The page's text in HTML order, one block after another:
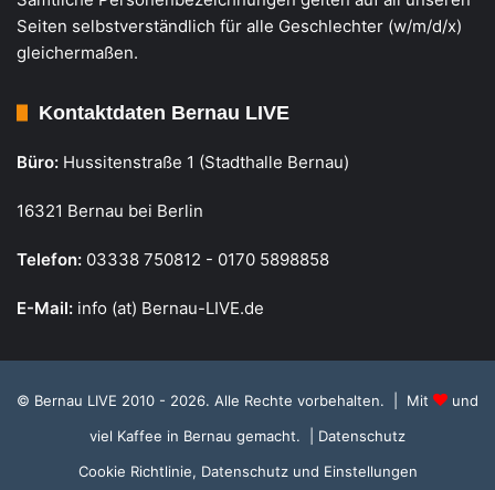
Seiten selbstverständlich für alle Geschlechter (w/m/d/x)
gleichermaßen.
Kontaktdaten Bernau LIVE
Büro: Hussitenstraße 1 (Stadthalle Bernau)
16321 Bernau bei Berlin
Telefon: 03338 750812 - 0170 5898858
E-Mail: info (at) Bernau-LIVE.de
© Bernau LIVE 2010 - 2026. Alle Rechte vorbehalten. | Mit
und
viel Kaffee in Bernau gemacht.
| Datenschutz
Cookie Richtlinie, Datenschutz und Einstellungen